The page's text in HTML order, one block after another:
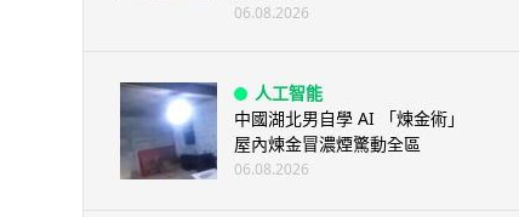
06.08.2026
人工智能
中國湖北男自學 AI 「煉金術」
屋內煉金冒濃煙驚動全區
06.08.2026